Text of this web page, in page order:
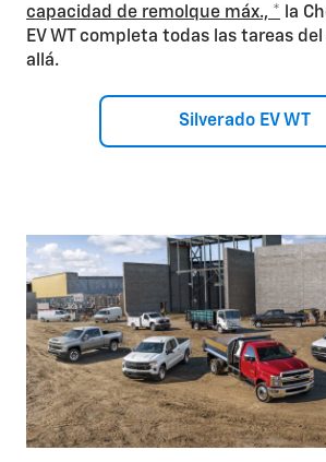
capacidad de remolque máx., * la
EV WT completa todas las tareas
allá.
Silverado EV WT